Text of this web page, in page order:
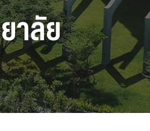
าลัย